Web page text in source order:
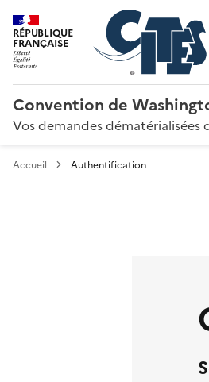
RÉPUBLIQUE
FRANÇAISE
Convention de
Vos demandes
Accueil Authentification